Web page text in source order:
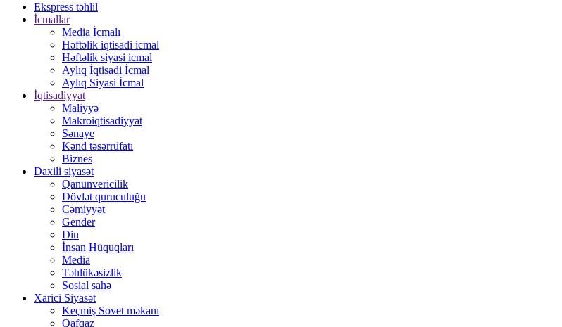
Ekspress təhlil
İcmallar
Media İcmalı
Həftəlik iqtisadi icmal
Həftəlik siyasi icmal
Aylıq İqtisadi İcmal
Aylıq Siyasi İcmal
İqtisadiyyat
Maliyyə
Makroiqtisadiyyat
Sənaye
Kənd təsərrüfatı
Biznes
Daxili siyasət
Qanunvericilik
Dövlət quruculuğu
Cəmiyyət
Gender
Din
İnsan Hüquqları
Media
Təhlükəsizlik
Sosial sahə
Xarici Siyasət
Keçmiş Sovet məkanı
Qafqaz